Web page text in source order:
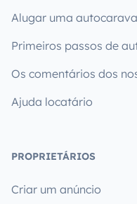
Alugar uma
Primeiros passos de
Os comentários dos
Ajuda locatário
PROPRIETÁRIOS
Criar um anúncio